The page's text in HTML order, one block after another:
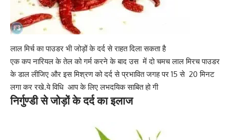
लाल मिर्च का पाउडर भी जोड़ों के दर्द से राहत दिला सकता है
एक कप नारियल के तेल को गर्म करने के बाद उस में दो चमचलाल मिरच पाउडर
के डाल लीजिए और इस मिश्रण को दर्द से प्रभावित जगह पर 15 से 20 मिनट
लगा कर रखे.ये विधि आप के लिए लभदयिक साबित हो गी
निर्गुण्डी से जोड़ों के दर्द का इलाज